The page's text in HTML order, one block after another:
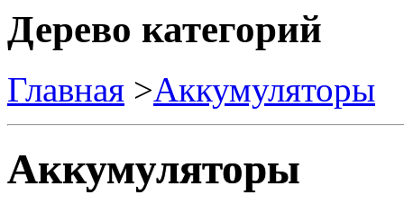
Дерево категорий
Главная >Аккумуляторы
Аккумуляторы